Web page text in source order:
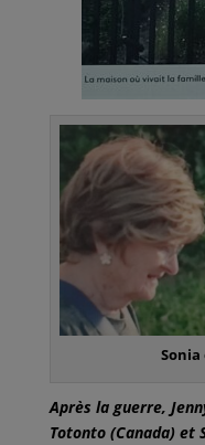
Sonia et
Après la guerre,
Totonto (Canada) et